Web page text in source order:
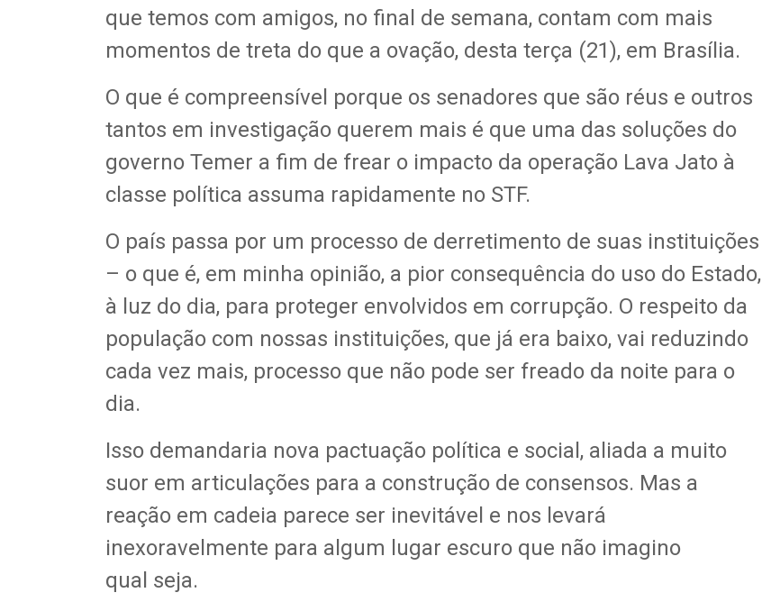
que temos com amigos, no final de semana, contam com mais
momentos de treta do que a ovação, desta terça (21), em Brasília.
O que é compreensível porque os senadores que são réus e outros
tantos em investigação querem mais é que uma das soluções do
governo Temer a fim de frear o impacto da operação Lava Jato à
classe política assuma rapidamente no STF.
O país passa por um processo de derretimento de suas instituições
– o que é, em minha opinião, a pior consequência do uso do Estado,
à luz do dia, para proteger envolvidos em corrupção. O respeito da
população com nossas instituições, que já era baixo, vai reduzindo
cada vez mais, processo que não pode ser freado da noite para o
dia.
Isso demandaria nova pactuação política e social, aliada a muito
suor em articulações para a construção de consensos. Mas a
reação em cadeia parece ser inevitável e nos levará
inexoravelmente para algum lugar escuro que não imagino
qual seja.